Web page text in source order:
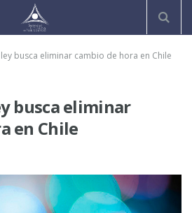
busca eliminar cambio de hora en Chile
busca eliminar
en Chile